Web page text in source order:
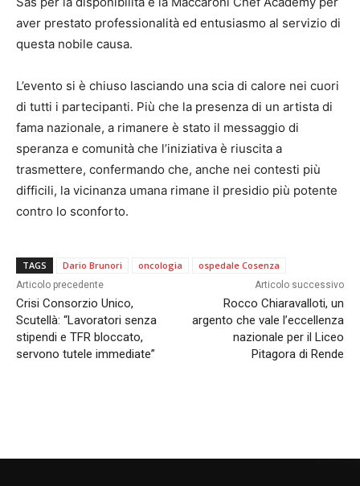
aver prestato professionalità ed entusiasmo al servizio di
questa nobile causa.
L’evento si è chiuso lasciando una scia di calore nei cuori
di tutti i partecipanti. Più che la presenza di un artista di
fama nazionale, a rimanere è stato il messaggio di
speranza e comunità che l’iniziativa è riuscita a
trasmettere, confermando che, anche nei contesti più
difficili, la vicinanza umana rimane il presidio più potente
contro lo sconforto.
TAGS Dario Brunori oncologia ospedale Cosenza
Articolo precedente
Crisi Consorzio Unico,
Scutellà: “Lavoratori senza
stipendi e TFR bloccato,
servono tutele immediate”
Articolo successivo
Rocco Chiaravalloti, un
argento che vale l’eccellenza
nazionale per il Liceo
Pitagora di Rende